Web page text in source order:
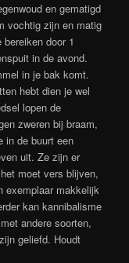
en gematigd
vochtig zijn en matig
door 1
in de avond.
in je bak komt.
hebt dien je wel
lopen de
zweren bij braam,
in de buurt een
uit. Ze zijn er
moet vers blijven,
exemplaar makkelijk
kan kannibalisme
andere soorten,
geliefd. Houdt